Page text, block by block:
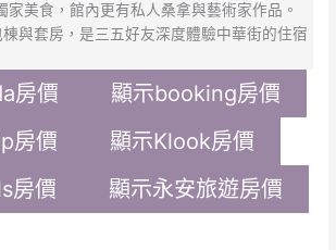
家美食，館內更有私人桑拿與藝術家作品。
與套房，是三五好友深度體驗中華街的住宿
房價
顯示booking房價
房價
顯示Klook房價
房價
顯示永安旅遊房價